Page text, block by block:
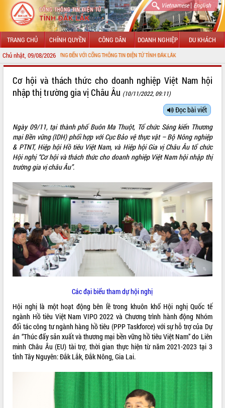
Vietnamese| English
TRANG CHỦ CHÍNH QUYỀN CÔNG DÂN DOANH NGHIỆP DU KHÁCH
Chủ nhật, 09/08/2026
CHÀO MỪNG ĐẾN VỚI CỔNG THÔNG TIN ĐIỆN TỬ TỈNH ĐẮK LẮK
LÃNH ĐẠO UBND TỈNH
SỞ, BAN, NGÀNH
UBND CÁC XÃ, PHƯỜNG
HỆ THỐNG VĂN BẢN
VĂN BẢN HĐND TỈNH
ĐIỂM TIN VĂN BẢN
QUY HOẠCH - KẾ HOẠCH
Cơ hội và thách thức cho doanh nghiệp Việt Nam hội
nhập thị trường gia vị Châu Âu (10/11/2022, 09:11)
Đọc bài viết
Ngày 09/11, tại thành phố Buôn Ma Thuột, Tổ chức Sáng kiến Thương
mại Bền vững (IDH) phối hợp với Cục Bảo vệ thực vật – Bộ Nông nghiệp
& PTNT, Hiệp hội Hồ tiêu Việt Nam, và Hiệp hội Gia vị Châu Âu tổ chức
Hội nghị “Cơ hội và thách thức cho doanh nghiệp Việt Nam hội nhập thị
trường gia vị châu Âu”.
Các đại biểu tham dự hội nghị
Hội nghị là một hoạt động bên lề trong khuôn khổ Hội nghị Quốc tế
ngành Hồ tiêu Việt Nam VIPO 2022 và Chương trình hành động Nhóm
đối tác công tư ngành hàng hồ tiêu (PPP Taskforce) với sự hỗ trợ của Dự
án “Thúc đẩy sản xuất và thương mại bền vững hồ tiêu Việt Nam” do Liên
minh Châu Âu (EU) tài trợ, thời gian thực hiện từ năm 2021-2023 tại 3
tỉnh Tây Nguyên: Đắk Lắk, Đắk Nông, Gia Lai.